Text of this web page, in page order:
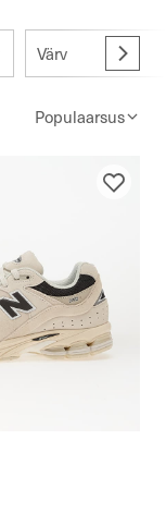
Värv
Populaarsus